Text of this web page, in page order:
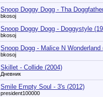
Snoop Doggy Dogg - Tha
bkosoj
Snoop Doggy Dogg - Doggystyle
bkosoj
Snoop Dogg - Malice N Wonderland
bkosoj
Skillet - Collide (2004)
Дневник
Smile Empty Soul - 3's (2012)
president100000